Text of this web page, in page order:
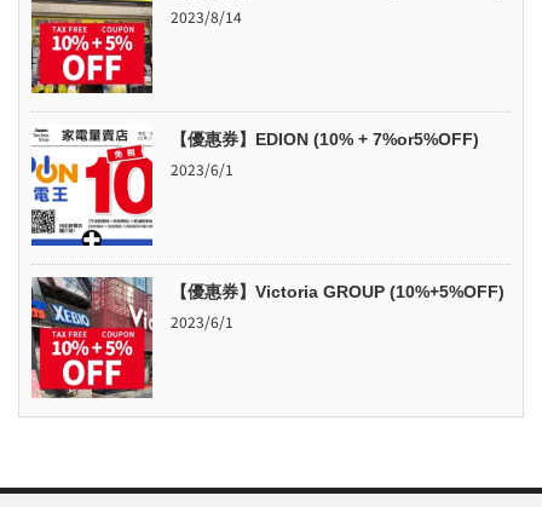
2023/8/14
【優惠券】EDION (10% + 7%or5%OFF)
2023/6/1
【優惠券】Victoria GROUP (10%+5%OFF)
2023/6/1